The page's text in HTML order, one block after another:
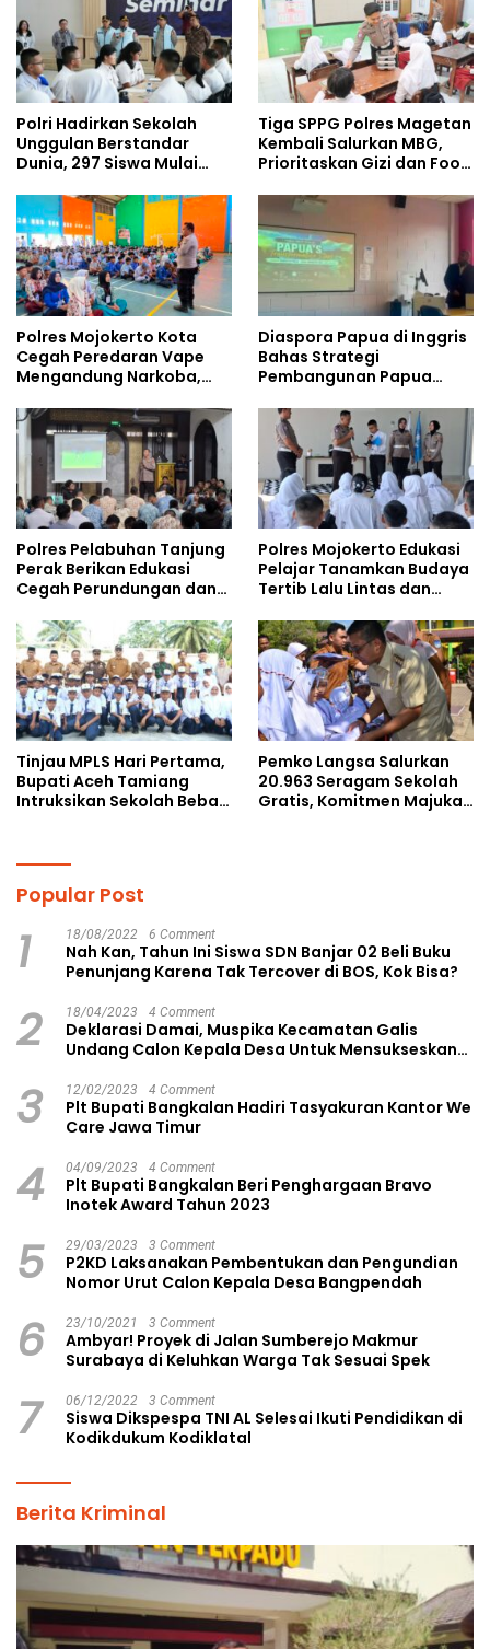
Polri Hadirkan Sekolah
Unggulan Berstandar
Dunia, 297 Siswa Mulai
Tiga SPPG Polres Magetan
Kembali Salurkan MBG,
Prioritaskan Gizi dan Food
Polres Mojokerto Kota
Cegah Peredaran Vape
Mengandung Narkoba,
Kalangan Remaja
Diaspora Papua di Inggris
Bahas Strategi
Pembangunan Papua
Doktoral Internasional
Polres Pelabuhan Tanjung
Perak Berikan Edukasi
Cegah Perundungan dan
kepada Pelajar MPLS
Polres Mojokerto Edukasi
Pelajar Tanamkan Budaya
Tertib Lalu Lintas dan
Tinjau MPLS Hari Pertama,
Bupati Aceh Tamiang
Intruksikan Sekolah Bebas
Pemko Langsa Salurkan
20.963 Seragam Sekolah
Gratis, Komitmen Majukan
Popular Post
1 18/08/2022 6 Comment
Nah Kan, Tahun Ini Siswa SDN Banjar 02 Beli Buku
Penunjang Karena Tak Tercover di BOS, Kok Bisa?
2 18/04/2023 4 Comment
Deklarasi Damai, Muspika Kecamatan Galis
Undang Calon Kepala Desa Untuk Mensukseskan
3 12/02/2023 4 Comment
Plt Bupati Bangkalan Hadiri Tasyakuran Kantor We
Care Jawa Timur
4 04/09/2023 4 Comment
Plt Bupati Bangkalan Beri Penghargaan Bravo
Inotek Award Tahun 2023
5 29/03/2023 3 Comment
P2KD Laksanakan Pembentukan dan Pengundian
Nomor Urut Calon Kepala Desa Bangpendah
6 23/10/2021 3 Comment
Ambyar! Proyek di Jalan Sumberejo Makmur
Surabaya di Keluhkan Warga Tak Sesuai Spek
7 06/12/2022 3 Comment
Siswa Dikspespa TNI AL Selesai Ikuti Pendidikan di
Kodikdukum Kodiklatal
Berita Kriminal